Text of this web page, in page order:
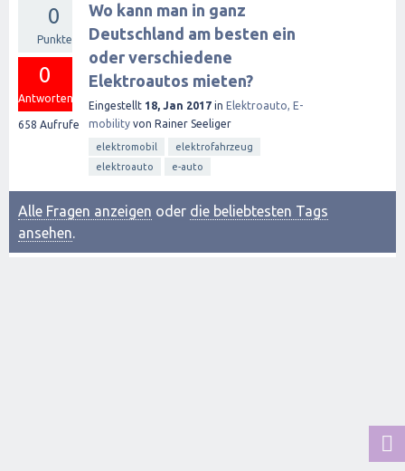
0
Punkte
0
Antworten
658 Aufrufe
Wo kann man in ganz
Deutschland am besten ein
oder verschiedene
Elektroautos mieten?
Eingestellt 18, Jan 2017 in Elektroauto, E-
mobility von Rainer Seeliger
elektromobil
elektrofahrzeug
elektroauto
e-auto
Alle Fragen anzeigen oder die beliebtesten Tags
ansehen.